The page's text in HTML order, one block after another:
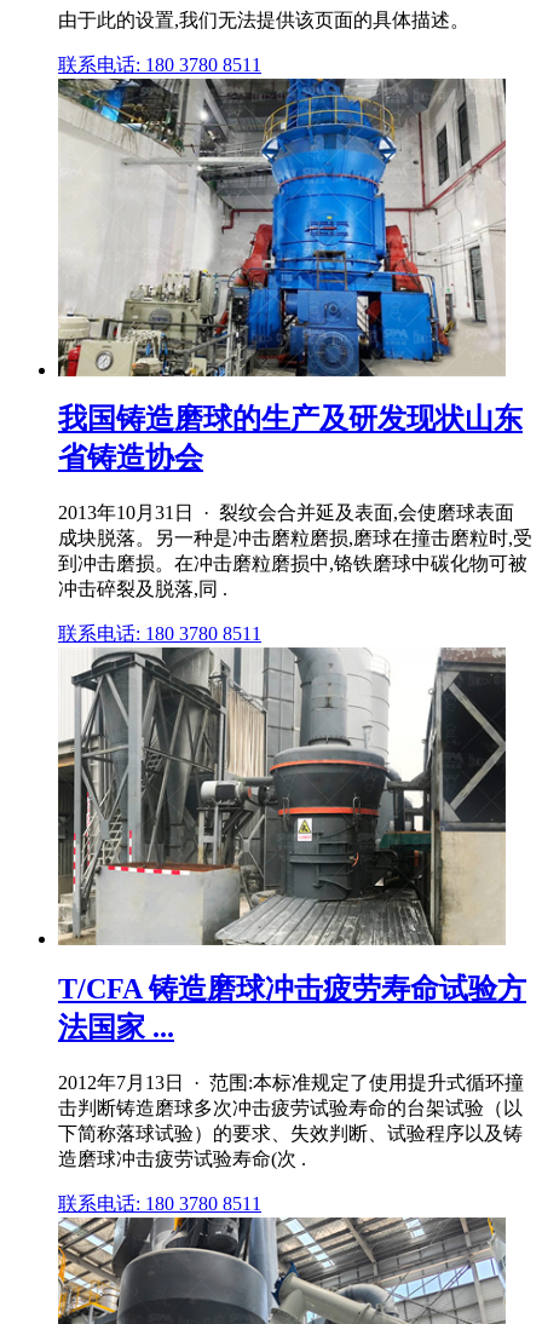
由于此的设置,我们无法提供该页面的具体描述。
联系电话: 180 3780 8511
我国铸造磨球的生产及研发现状山东
省铸造协会
2013年10月31日 · 裂纹会合并延及表面,会使磨球表面
成块脱落。另一种是冲击磨粒磨损,磨球在撞击磨粒时,受
到冲击磨损。在冲击磨粒磨损中,铬铁磨球中碳化物可被
冲击碎裂及脱落,同 .
联系电话: 180 3780 8511
T/CFA 铸造磨球冲击疲劳寿命试验方
法国家 ...
2012年7月13日 · 范围:本标准规定了使用提升式循环撞
击判断铸造磨球多次冲击疲劳试验寿命的台架试验（以
下简称落球试验）的要求、失效判断、试验程序以及铸
造磨球冲击疲劳试验寿命(次 .
联系电话: 180 3780 8511